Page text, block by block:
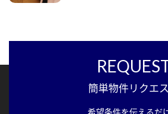
簡単物件リクエ
希望条件を伝えるだ